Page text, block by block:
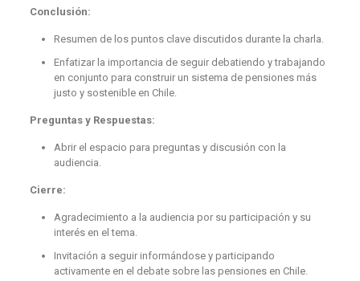
Conclusión:
Resumen de los puntos clave discutidos durante la charla.
Enfatizar la importancia de seguir debatiendo y trabajando
en conjunto para construir un sistema de pensiones más
justo y sostenible en Chile.
Preguntas y Respuestas:
Abrir el espacio para preguntas y discusión con la
audiencia.
Cierre:
Agradecimiento a la audiencia por su participación y su
interés en el tema.
Invitación a seguir informándose y participando
activamente en el debate sobre las pensiones en Chile.